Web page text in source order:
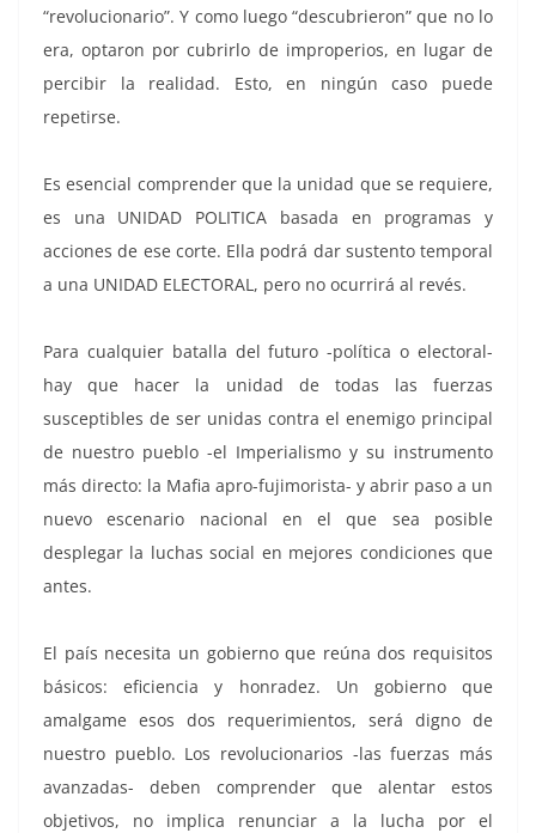
“revolucionario”. Y como luego “descubrieron” que no lo
era, optaron por cubrirlo de improperios, en lugar de
percibir la realidad. Esto, en ningún caso puede
repetirse.
Es esencial comprender que la unidad que se requiere,
es una UNIDAD POLITICA basada en programas y
acciones de ese corte. Ella podrá dar sustento temporal
a una UNIDAD ELECTORAL, pero no ocurrirá al revés.
Para cualquier batalla del futuro -política o electoral-
hay que hacer la unidad de todas las fuerzas
susceptibles de ser unidas contra el enemigo principal
de nuestro pueblo -el Imperialismo y su instrumento
más directo: la Mafia apro-fujimorista- y abrir paso a un
nuevo escenario nacional en el que sea posible
desplegar la luchas social en mejores condiciones que
antes.
El país necesita un gobierno que reúna dos requisitos
básicos: eficiencia y honradez. Un gobierno que
amalgame esos dos requerimientos, será digno de
nuestro pueblo. Los revolucionarios -las fuerzas más
avanzadas- deben comprender que alentar estos
objetivos, no implica renunciar a la lucha por el